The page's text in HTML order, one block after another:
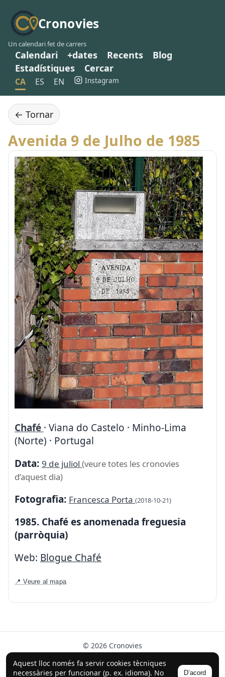
Cronovies
Un calendari fet de carrers
Calendari +dates Recents
Blog
Estadístiques
Cercar
CA ES EN Instagram
Aquest lloc només fa servir cookies tècniques
necessàries per funcionar (p. ex. idioma). No
D’acord
← Tornar
Avenida 9 de Julho de 1985
Chafé · Viana do Castelo · Minho-Lima
(Norte) · Portugal
Data: 9 de juliol (veure totes les cronovies
d’aquest dia)
Fotografia: Francesca Porta (2018-10-21)
1985. Chafé es anomenada freguesia
(parròquia)
Web: Blogue Chafé
📍 Veure al mapa
© 2026 Cronovies
Història als carrers · Desenvolupat amb l’ajuda de la IA
(ChatGPT).